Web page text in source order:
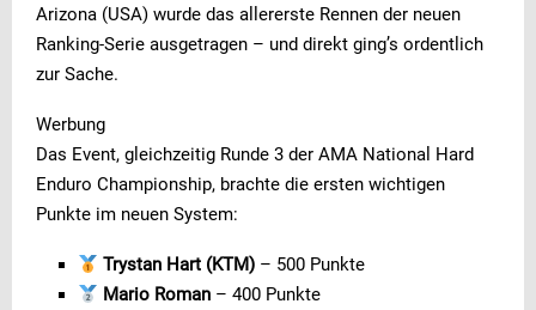
Arizona (USA) wurde das allererste Rennen der neuen
Ranking-Serie ausgetragen – und direkt ging’s ordentlich
zur Sache.
Werbung
Das Event, gleichzeitig Runde 3 der AMA National Hard
Enduro Championship, brachte die ersten wichtigen
Punkte im neuen System:
Trystan Hart (KTM) – 500 Punkte
Mario Roman – 400 Punkte